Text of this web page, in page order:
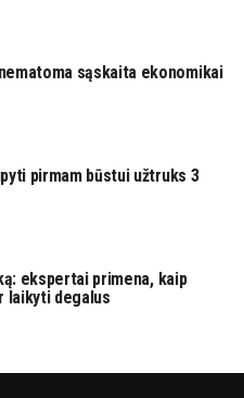
sąskaita ekonomikai
pirmam būstui užtruks 3
ekspertai primena, kaip
laikyti degalus